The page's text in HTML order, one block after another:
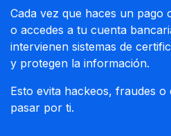
Cada vez que haces un pago
o accedes a tu cuenta
intervienen sistemas de
y protegen la información.
Esto evita hackeos, fraudes o
pasar por ti.